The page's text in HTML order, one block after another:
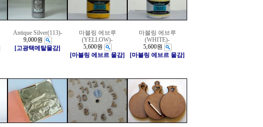
Antique Silver(113)-
9,000원
[고광택메탈물감]
마블링 에브루
(YELLOW)-
5,600원
[마블링 에브르 물감]
마블링 에브루
(WHITE)-
5,600원
[마블링 에브르 물감]